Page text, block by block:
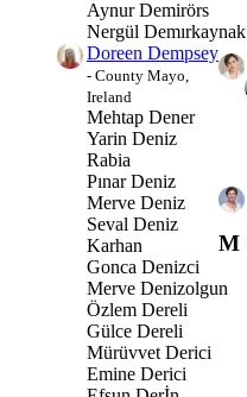
Aynur Demirörs
Nergül Demırkaynak
Doreen Dempsey
- County Mayo,
Ireland
Mehtap Dener
Yarin Deniz
Rabia
Pınar Deniz
Merve Deniz
Seval Deniz
Karhan
Gonca Denizci
Merve Denizolgun
Özlem Dereli
Gülce Dereli
Mürüvvet Derici
Emine Derici
M